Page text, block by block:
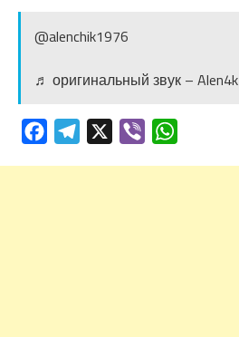
@alenchik1976
♬ оригинальный звук – Alen4k
FacebookTelegram Viber